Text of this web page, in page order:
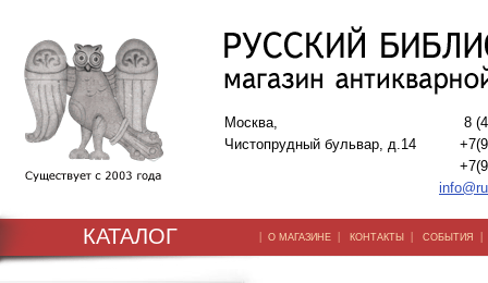
Москва,
Чистопрудный бульвар, д.14
8
КАТАЛОГ | О МАГАЗИНЕ | КОНТАКТЫ | СОБЫТИЯ